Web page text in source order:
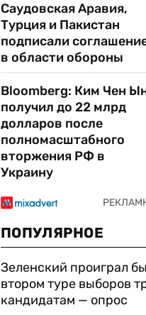
Саудовская Аравия,
Турция и Пакистан
подписали
в области обороны
Bloomberg: Ким Чен
получил до 22 млрд
долларов после
полномасштабного
вторжения РФ в
Украину
ПОПУЛЯРНОЕ
Зеленский проиграл
втором туре выборов
кандидатам — опрос